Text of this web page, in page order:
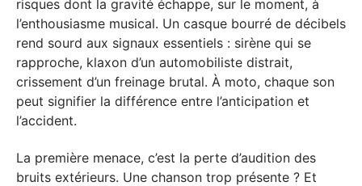
risques dont la gravité échappe, sur le moment, à
l’enthousiasme musical. Un casque bourré de décibels
rend sourd aux signaux essentiels : sirène qui se
rapproche, klaxon d’un automobiliste distrait,
crissement d’un freinage brutal. À moto, chaque son
peut signifier la différence entre l’anticipation et
l’accident.
La première menace, c’est la perte d’audition des
bruits extérieurs. Une chanson trop présente ? Et